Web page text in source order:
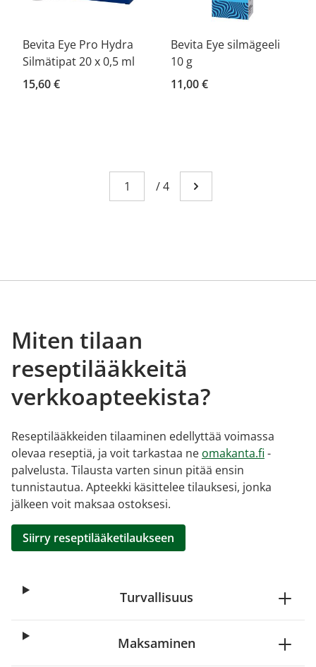
Bevita Eye Pro Hydra
Silmätipat 20 x 0,5 ml
15,60 €
Bevita Eye silmägeeli
10 g
11,00 €
Sivu
You're currently reading page 1
/4 Mene seuraavalle
Miten tilaan
reseptilääkkeitä
verkkoapteekista?
Reseptilääkkeiden tilaaminen edellyttää voimassa
olevaa reseptiä, ja voit tarkastaa ne omakanta.fi -
palvelusta. Tilausta varten sinun pitää ensin
tunnistautua. Apteekki käsittelee tilauksesi, jonka
jälkeen voit maksaa ostoksesi.
Siirry reseptilääketilaukseen
Turvallisuus
Maksaminen